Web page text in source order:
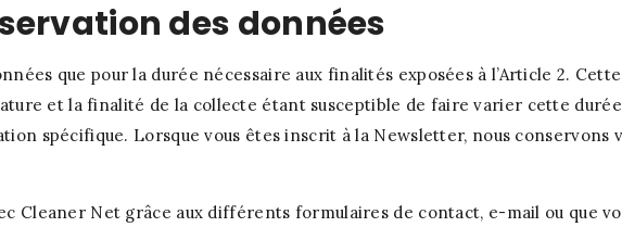
des données
que pour la durée nécessaire aux finalités exposées à l’Article 2.
et la finalité de la collecte étant susceptible de faire varier cette
spécifique. Lorsque vous êtes inscrit à la Newsletter, nous conservons
Cleaner Net grâce aux différents formulaires de contact, e-mail ou que